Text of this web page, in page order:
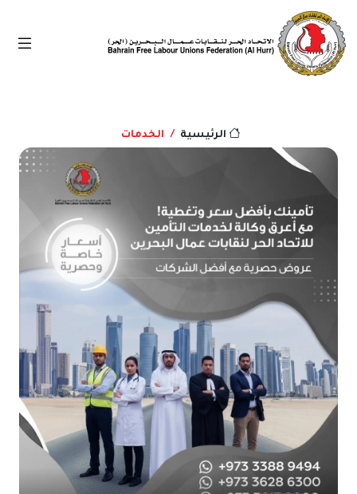
الرئيسية الخدمات